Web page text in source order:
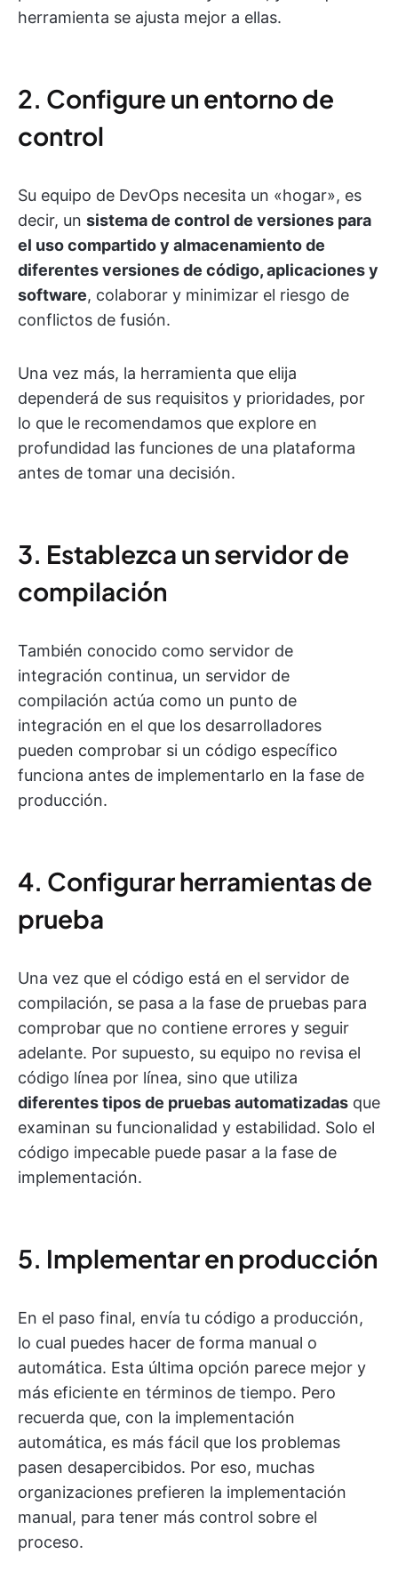
herramienta se ajusta mejor a ellas.
2. Configure un entorno de
control
Su equipo de DevOps necesita un «hogar», es
decir, un sistema de control de versiones para
el uso compartido y almacenamiento de
diferentes versiones de código, aplicaciones y
software, colaborar y minimizar el riesgo de
conflictos de fusión.
Una vez más, la herramienta que elija
dependerá de sus requisitos y prioridades, por
lo que le recomendamos que explore en
profundidad las funciones de una plataforma
antes de tomar una decisión.
3. Establezca un servidor de
compilación
También conocido como servidor de
integración continua, un servidor de
compilación actúa como un punto de
integración en el que los desarrolladores
pueden comprobar si un código específico
funciona antes de implementarlo en la fase de
producción.
4. Configurar herramientas de
prueba
Una vez que el código está en el servidor de
compilación, se pasa a la fase de pruebas para
comprobar que no contiene errores y seguir
adelante. Por supuesto, su equipo no revisa el
código línea por línea, sino que utiliza
diferentes tipos de pruebas automatizadas que
examinan su funcionalidad y estabilidad. Solo el
código impecable puede pasar a la fase de
implementación.
5. Implementar en producción
En el paso final, envía tu código a producción,
lo cual puedes hacer de forma manual o
automática. Esta última opción parece mejor y
más eficiente en términos de tiempo. Pero
recuerda que, con la implementación
automática, es más fácil que los problemas
pasen desapercibidos. Por eso, muchas
organizaciones prefieren la implementación
manual, para tener más control sobre el
proceso.